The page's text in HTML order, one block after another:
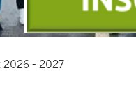
2026 - 2027